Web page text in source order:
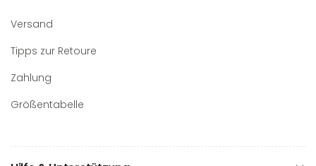
Versand
Tipps zur Retoure
Zahlung
Größentabelle